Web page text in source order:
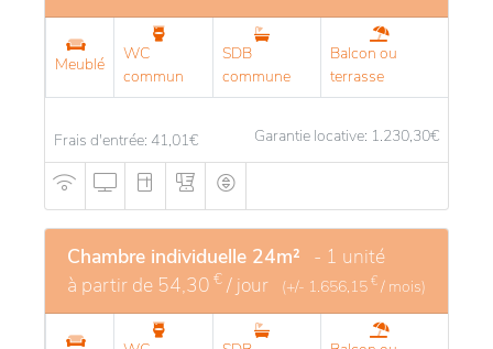
Meublé
WC
commun
SDB
commune
Balcon ou
terrasse
Frais d'entrée: 41,01€ Garantie locative: 1.230,30€
Chambre individuelle 24m² - 1 unité
à partir de 54,30 € / jour (+/- 1.656,15 € / mois)